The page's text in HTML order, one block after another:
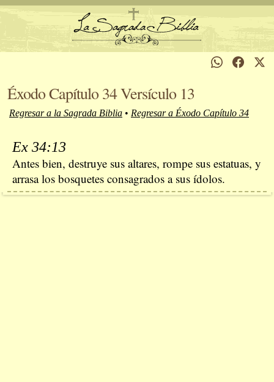
Éxodo Capítulo 34 Versículo 13
Regresar a la Sagrada Biblia • Regresar a Éxodo Capítulo 34
Ex 34:13
Antes bien, destruye sus altares, rompe sus estatuas, y
arrasa los bosquetes consagrados a sus ídolos.